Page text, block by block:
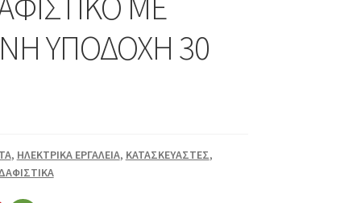
ΥΠΟΔΟΧΗ 30
, ΗΛΕΚΤΡΙΚΑ ΕΡΓΑΛΕΙΑ, ΚΑΤΑΣΚΕΥΑΣΤΕΣ,